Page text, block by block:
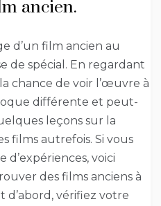
ancien.
d’un film ancien au
de spécial. En regardant
chance de voir l’œuvre à
différente et peut-
leçons sur la
films autrefois. Si vous
d’expériences, voici
des films anciens à
d’abord, vérifiez votre